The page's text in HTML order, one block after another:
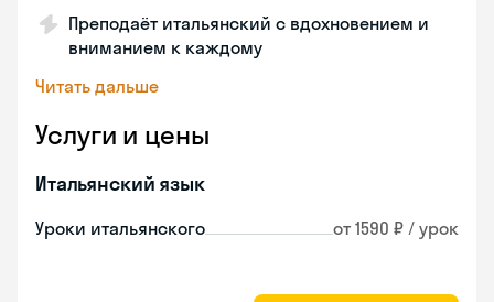
Преподаёт итальянский с вдохновением и
вниманием к каждому
Читать дальше
Услуги и цены
Итальянский язык
Уроки итальянского от 1590 ₽ / урок